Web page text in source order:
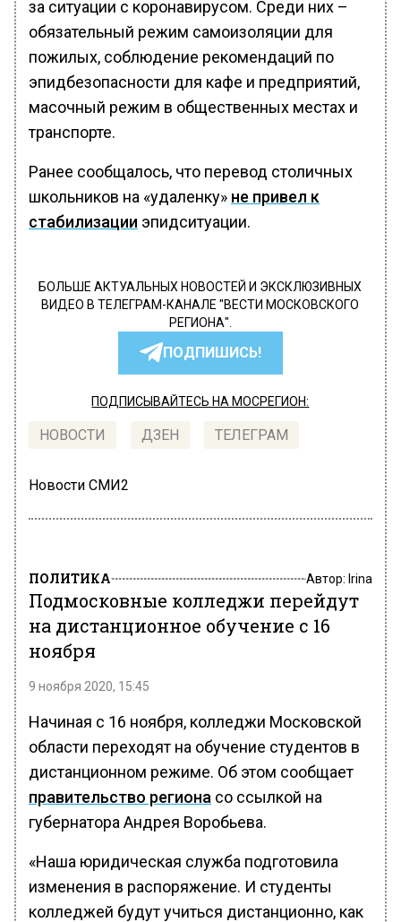
за ситуации с коронавирусом. Среди них –
обязательный режим самоизоляции для
пожилых, соблюдение рекомендаций по
эпидбезопасности для кафе и предприятий,
масочный режим в общественных местах и
транспорте.
Ранее сообщалось, что перевод столичных
школьников на «удаленку» не привел к
стабилизации эпидситуации.
БОЛЬШЕ АКТУАЛЬНЫХ НОВОСТЕЙ И ЭКСКЛЮЗИВНЫХ
ВИДЕО В ТЕЛЕГРАМ-КАНАЛЕ "ВЕСТИ МОСКОВСКОГО
РЕГИОНА".
ПОДПИШИСЬ!
ПОДПИСЫВАЙТЕСЬ НА МОСРЕГИОН:
НОВОСТИ ДЗЕН ТЕЛЕГРАМ
Новости СМИ2
ПОЛИТИКА Автор: Irina
Подмосковные колледжи перейдут
на дистанционное обучение с 16
ноября
9 ноября 2020, 15:45
Начиная с 16 ноября, колледжи Московской
области переходят на обучение студентов в
дистанционном режиме. Об этом сообщает
правительство региона со ссылкой на
губернатора Андрея Воробьева.
«Наша юридическая служба подготовила
изменения в распоряжение. И студенты
колледжей будут учиться дистанционно, как